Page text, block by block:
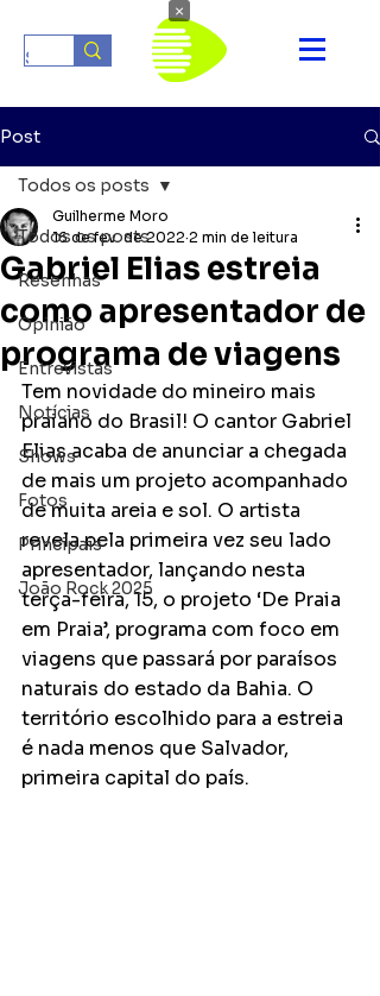
Post
Todos os posts
Resenhas
Opinião
Entrevistas
Notícias
Shows
Fotos
Principais
João Rock 2025
Todos os posts
Gabriel Elias estreia
como apresentador de
programa de viagens
Guilherme Moro
16 de fev. de 2022 2 min de leitura
Tem novidade do mineiro mais
praiano do Brasil! O cantor Gabriel
Elias acaba de anunciar a chegada
de mais um projeto acompanhado
de muita areia e sol. O artista
revela pela primeira vez seu lado
apresentador, lançando nesta
terça-feira, 15, o projeto ‘De Praia
em Praia’, programa com foco em
viagens que passará por paraísos
naturais do estado da Bahia. O
território escolhido para a estreia
é nada menos que Salvador,
primeira capital do país.
×